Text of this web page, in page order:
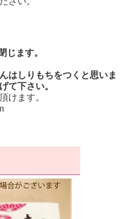
じます。
はしりもちをつくと思いま
て下さい。
けます。